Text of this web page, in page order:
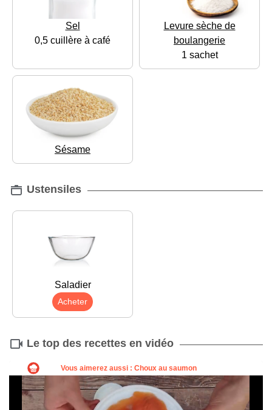
Sel
0,5 cuillère à café
Levure sèche de
boulangerie
1 sachet
Sésame
Ustensiles
Saladier
Acheter
Le top des recettes en vidéo